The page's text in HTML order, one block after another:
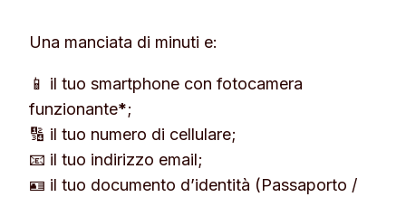
Una manciata di minuti e:
📱 il tuo smartphone con fotocamera
funzionante*;
🔢 il tuo numero di cellulare;
📧 il tuo indirizzo email;
🪪 il tuo documento d’identità (Passaporto /